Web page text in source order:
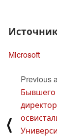
Microsoft
⟨
Previous
Бывшего